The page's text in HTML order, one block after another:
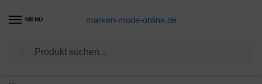
MENU marken-mode-online.de